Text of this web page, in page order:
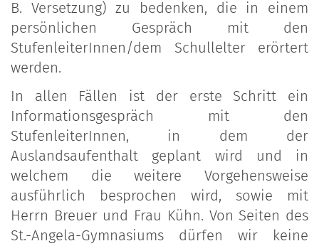
B. Versetzung) zu bedenken, die in einem
persönlichen Gespräch mit den
StufenleiterInnen/dem Schullelter erörtert
werden.
In allen Fällen ist der erste Schritt ein
Informationsgespräch mit den
StufenleiterInnen, in dem der
Auslandsaufenthalt geplant wird und in
welchem die weitere Vorgehensweise
ausführlich besprochen wird, sowie mit
Herrn Breuer und Frau Kühn. Von Seiten des
St.-Angela-Gymnasiums dürfen wir keine